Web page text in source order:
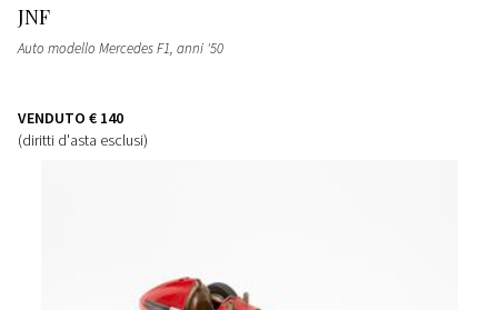
JNF
Auto modello Mercedes F1, anni '50
VENDUTO € 140
(diritti d'asta esclusi)